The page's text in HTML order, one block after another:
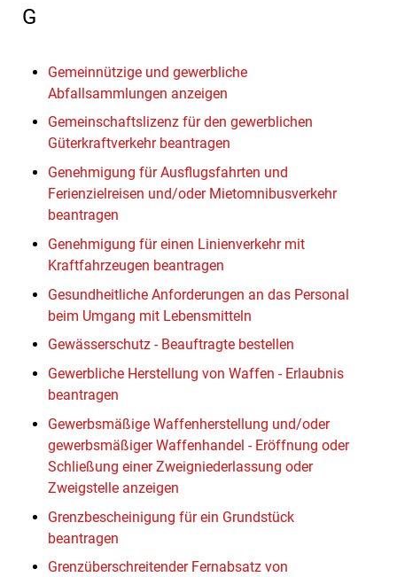
G
Gemeinnützige und gewerbliche
Abfallsammlungen anzeigen
Gemeinschaftslizenz für den gewerblichen
Güterkraftverkehr beantragen
Genehmigung für Ausflugsfahrten und
Ferienzielreisen und/oder Mietomnibusverkehr
beantragen
Genehmigung für einen Linienverkehr mit
Kraftfahrzeugen beantragen
Gesundheitliche Anforderungen an das Personal
beim Umgang mit Lebensmitteln
Gewässerschutz - Beauftragte bestellen
Gewerbliche Herstellung von Waffen - Erlaubnis
beantragen
Gewerbsmäßige Waffenherstellung und/oder
gewerbsmäßiger Waffenhandel - Eröffnung oder
Schließung einer Zweigniederlassung oder
Zweigstelle anzeigen
Grenzbescheinigung für ein Grundstück
beantragen
Grenzüberschreitender Fernabsatz von